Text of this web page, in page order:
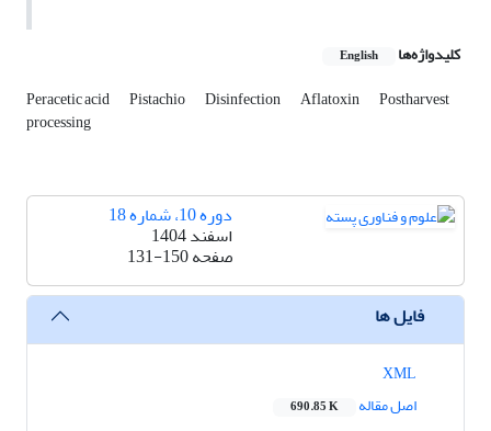
کلیدواژه‌ها English
Peracetic acid Pistachio Disinfection Aflatoxin Postharvest
processing
دوره 10، شماره 18
اسفند 1404
صفحه131-150
فایل ها
اصل مقاله
690.85 K